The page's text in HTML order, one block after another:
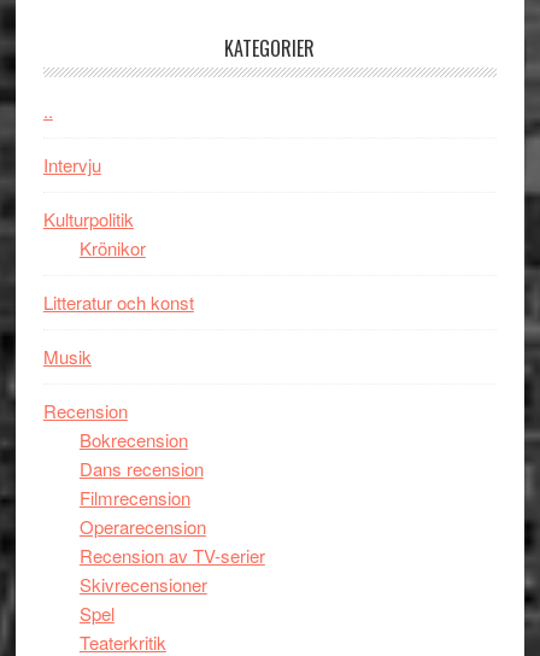
om
imponerande
KATEGORIER
..
Intervju
Kulturpolitik
Krönikor
Litteratur och konst
Musik
Recension
Bokrecension
Dans recension
Filmrecension
Operarecension
Recension av TV-serier
Skivrecensioner
Spel
Teaterkritik